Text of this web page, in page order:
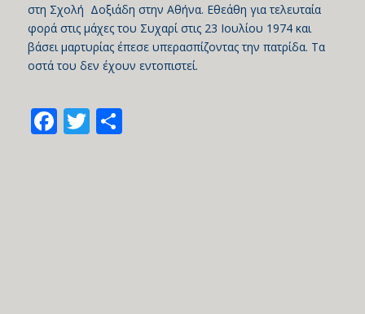
στη Σχολή Δοξιάδη στην Αθήνα. Εθεάθη για τελευταία
φορά στις μάχες του Συχαρί στις 23 Ιουλίου 1974 και
βάσει μαρτυρίας έπεσε υπερασπίζοντας την πατρίδα. Τα
οστά του δεν έχουν εντοπιστεί.
Facebook
Twitter
Share